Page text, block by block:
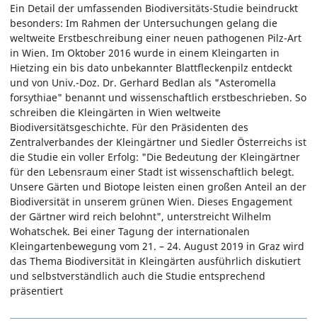
Ein Detail der umfassenden Biodiversitäts-Studie beindruckt
besonders: Im Rahmen der Untersuchungen gelang die
weltweite Erstbeschreibung einer neuen pathogenen Pilz-Art
in Wien. Im Oktober 2016 wurde in einem Kleingarten in
Hietzing ein bis dato unbekannter Blattfleckenpilz entdeckt
und von Univ.-Doz. Dr. Gerhard Bedlan als "Asteromella
forsythiae" benannt und wissenschaftlich erstbeschrieben. So
schreiben die Kleingärten in Wien weltweite
Biodiversitätsgeschichte. Für den Präsidenten des
Zentralverbandes der Kleingärtner und Siedler Österreichs ist
die Studie ein voller Erfolg: "Die Bedeutung der Kleingärtner
für den Lebensraum einer Stadt ist wissenschaftlich belegt.
Unsere Gärten und Biotope leisten einen großen Anteil an der
Biodiversität in unserem grünen Wien. Dieses Engagement
der Gärtner wird reich belohnt", unterstreicht Wilhelm
Wohatschek. Bei einer Tagung der internationalen
Kleingartenbewegung vom 21. – 24. August 2019 in Graz wird
das Thema Biodiversität in Kleingärten ausführlich diskutiert
und selbstverständlich auch die Studie entsprechend
präsentiert